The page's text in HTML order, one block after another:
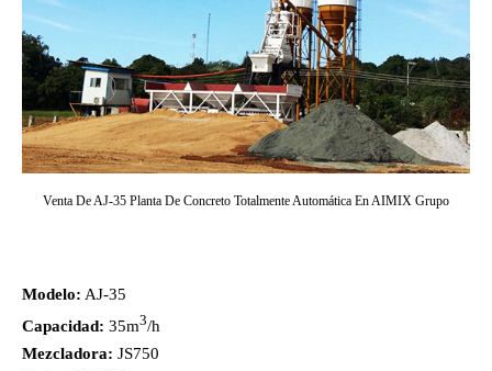
Venta De AJ-35 Planta De Concreto Totalmente Automática En AIMIX Grupo
Modelo: AJ-35
Capacidad: 35m3/h
Mezcladora: JS750